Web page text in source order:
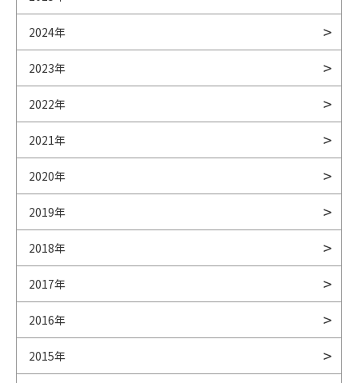
2024年
2023年
2022年
2021年
2020年
2019年
2018年
2017年
2016年
2015年